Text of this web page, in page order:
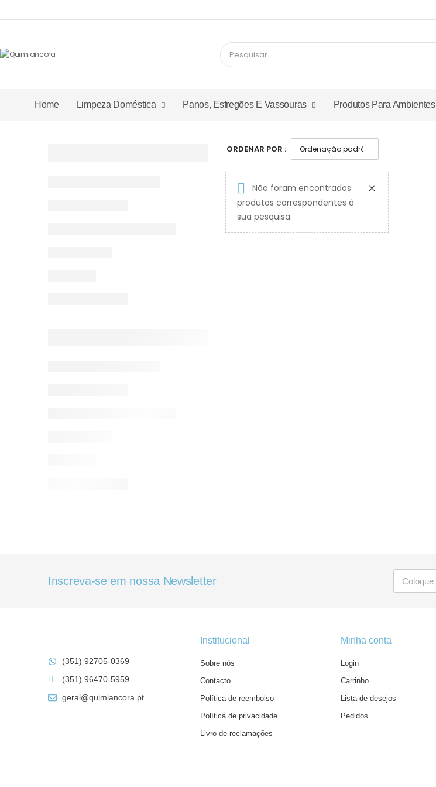
Home Limpeza Doméstica Panos, Esfregões E Vassouras Produtos Para Ambientes
ORDENAR POR :
Não foram encontrados
produtos correspondentes à
sua pesquisa.
Inscreva-se em nossa Newsletter
(351) 92705-0369
(351) 96470-5959
geral@quimiancora.pt
Institucional
Sobre nós
Contacto
Política de reembolso
Política de privacidade
Livro de reclamações
Minha conta
Login
Carrinho
Lista de desejos
Pedidos